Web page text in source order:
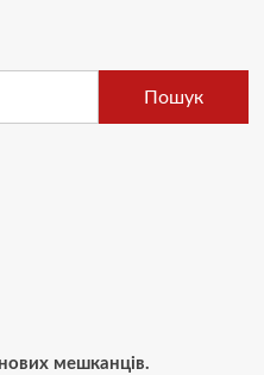
Пошук
мешканців.